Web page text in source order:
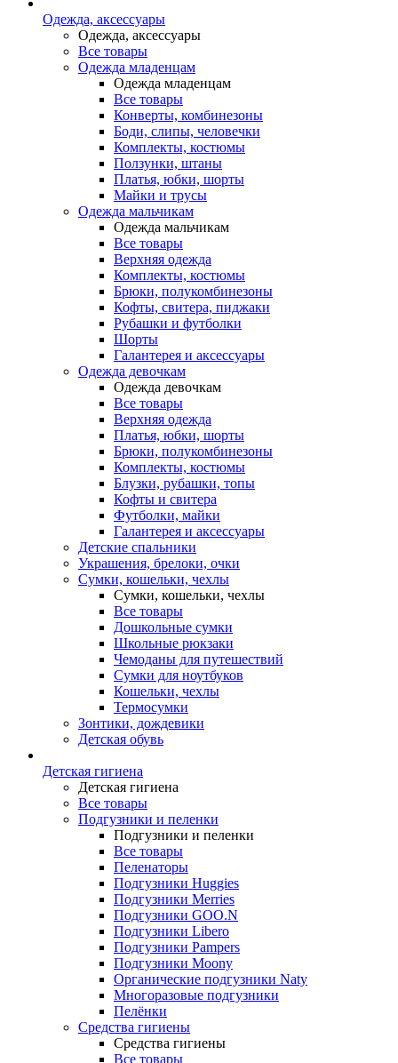
Одежда, аксессуары
Одежда, аксессуары
Все товары
Одежда младенцам
Одежда младенцам
Все товары
Конверты, комбинезоны
Боди, слипы, человечки
Комплекты, костюмы
Ползунки, штаны
Платья, юбки, шорты
Майки и трусы
Одежда мальчикам
Одежда мальчикам
Все товары
Верхняя одежда
Комплекты, костюмы
Брюки, полукомбинезоны
Кофты, свитера, пиджаки
Рубашки и футболки
Шорты
Галантерея и аксессуары
Одежда девочкам
Одежда девочкам
Все товары
Верхняя одежда
Платья, юбки, шорты
Брюки, полукомбинезоны
Комплекты, костюмы
Блузки, рубашки, топы
Кофты и свитера
Футболки, майки
Галантерея и аксессуары
Детские спальники
Украшения, брелоки, очки
Сумки, кошельки, чехлы
Сумки, кошельки, чехлы
Все товары
Дошкольные сумки
Школьные рюкзаки
Чемоданы для путешествий
Сумки для ноутбуков
Кошельки, чехлы
Термосумки
Зонтики, дождевики
Детская обувь
Детская гигиена
Детская гигиена
Все товары
Подгузники и пеленки
Подгузники и пеленки
Все товары
Пеленаторы
Подгузники Huggies
Подгузники Merries
Подгузники GOO.N
Подгузники Libero
Подгузники Pampers
Подгузники Moony
Органические подгузники Naty
Многоразовые подгузники
Пелёнки
Средства гигиены
Средства гигиены
Все товары